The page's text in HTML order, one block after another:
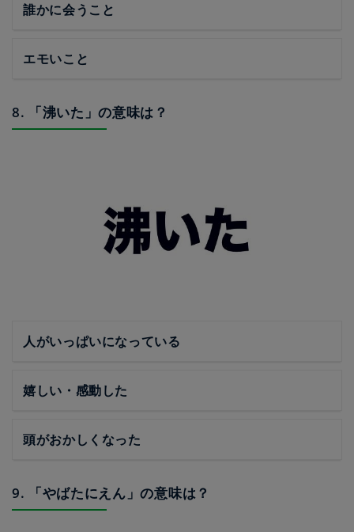
誰かに会うこと
エモいこと
8. 「沸いた」の意味は？
人がいっぱいになっている
嬉しい・感動した
頭がおかしくなった
9. 「やばたにえん」の意味は？